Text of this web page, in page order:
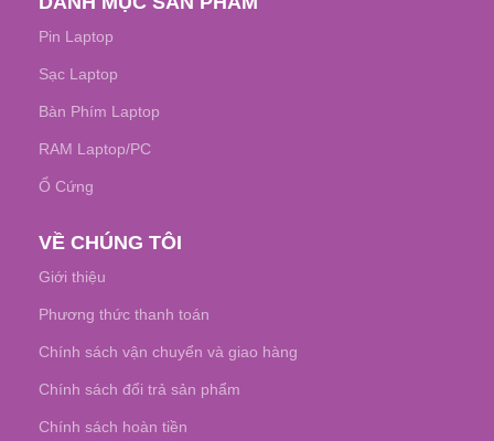
Pin Laptop
Sạc Laptop
Bàn Phím Laptop
RAM Laptop/PC
Ổ Cứng
VỀ CHÚNG TÔI
Giới thiệu
Phương thức thanh toán
Chính sách vận chuyển và giao hàng
Chính sách đổi trả sản phẩm
Chính sách hoàn tiền